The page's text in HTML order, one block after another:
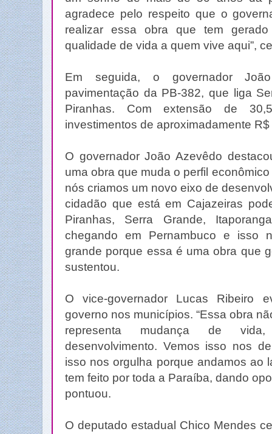
agradece pelo respeito que o
realizar essa obra que tem
qualidade de vida a quem vive aqui”,
Em seguida, o governador
pavimentação da PB-382, que liga
Piranhas. Com extensão de
investimentos de aproximadamente
O governador João Azevêdo
uma obra que muda o perfil
nós criamos um novo eixo de
cidadão que está em Cajazeiras
Piranhas, Serra Grande,
chegando em Pernambuco e isso
grande porque essa é uma obra que
sustentou.
O vice-governador Lucas Ribeiro
governo nos municípios. “Essa obra
representa mudança de
desenvolvimento. Vemos isso nos
isso nos orgulha porque andamos ao
tem feito por toda a Paraíba, dando
pontuou.
O deputado estadual Chico Mendes